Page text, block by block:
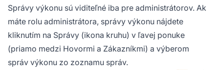
Správy výkonu sú viditeľné iba pre administrátorov. Ak
máte rolu administrátora, správy výkonu nájdete
kliknutím na Správy (ikona kruhu) v ľavej ponuke
(priamo medzi Hovormi a Zákazníkmi) a výberom
správ výkonu zo zoznamu správ.